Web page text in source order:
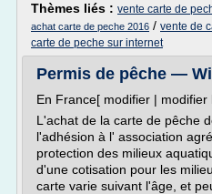
Thèmes liés : vente carte de
achat carte de peche 2016 / vente de
carte de peche sur internet
Permis de pêche —
En France[ modifier | modifier
L'achat de la carte de pêche
l'adhésion à l' association
protection des milieux
d'une cotisation pour les
carte varie suivant l'âge, et